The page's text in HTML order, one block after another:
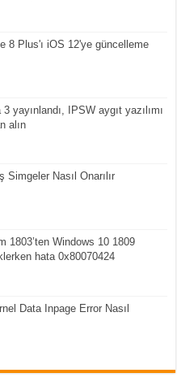
8 Plus'ı iOS 12'ye güncelleme
yayınlandı, IPSW aygıt yazılımı
alın
Simgeler Nasıl Onarılır
1803’ten Windows 10 1809
hata 0x80070424
Data Inpage Error Nasıl